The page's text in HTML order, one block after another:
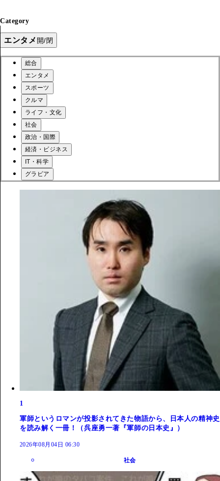
Category
エンタメ 開/閉
総合
エンタメ
スポーツ
クルマ
ライフ・文化
社会
政治・国際
経済・ビジネス
IT・科学
グラビア
1
軍師というロマンが投影されてきた物語から、日本人の精神史
を読み解く一冊！（呉座勇一著『軍師の日本史』）
2026年08月04日 06:30
社会